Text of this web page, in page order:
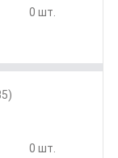
0 шт.
0 шт.